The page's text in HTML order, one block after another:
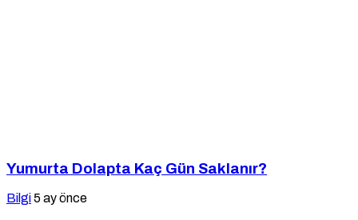
Yumurta Dolapta Kaç Gün Saklanır?
Bilgi5 ay önce